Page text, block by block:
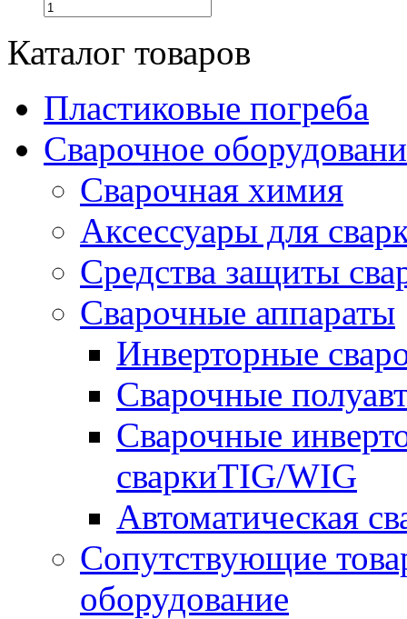
Каталог товаров
Пластиковые погреба
Сварочное
Сварочная химия
Аксессуары для
Средства защиты
Сварочные аппараты
Инверторные
Сварочные
Сварочные
сваркиTIG/WIG
Автоматическая
Сопутствующие
оборудование